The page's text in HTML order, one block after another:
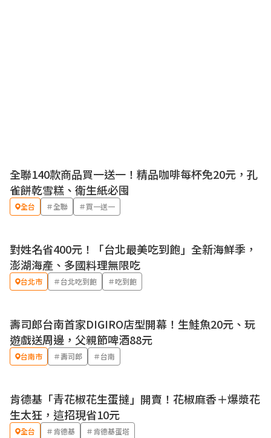
優惠
全聯140款商品買一送一！精品咖啡每杯免20元，孔
雀餅乾雪糕、衛生紙必囤
全台 ＃全聯 ＃買一送一
對姓名省400元！「台北最美吃到飽」全新海鮮季，
澎湖海產、多國料理無限吃
台北市 ＃台北吃到飽 ＃吃到飽
壽司郎台南首家DIGIRO店型開幕！生鮭魚20元、玩
遊戲送周邊，父親節啤酒88元
台南市 ＃壽司郎 ＃台南
優惠
肯德基「青花椒花生蛋撻」開賣！花椒麻香＋爆漿花
生太狂，這招現省10元
全台 ＃肯德基 ＃肯德基蛋塔